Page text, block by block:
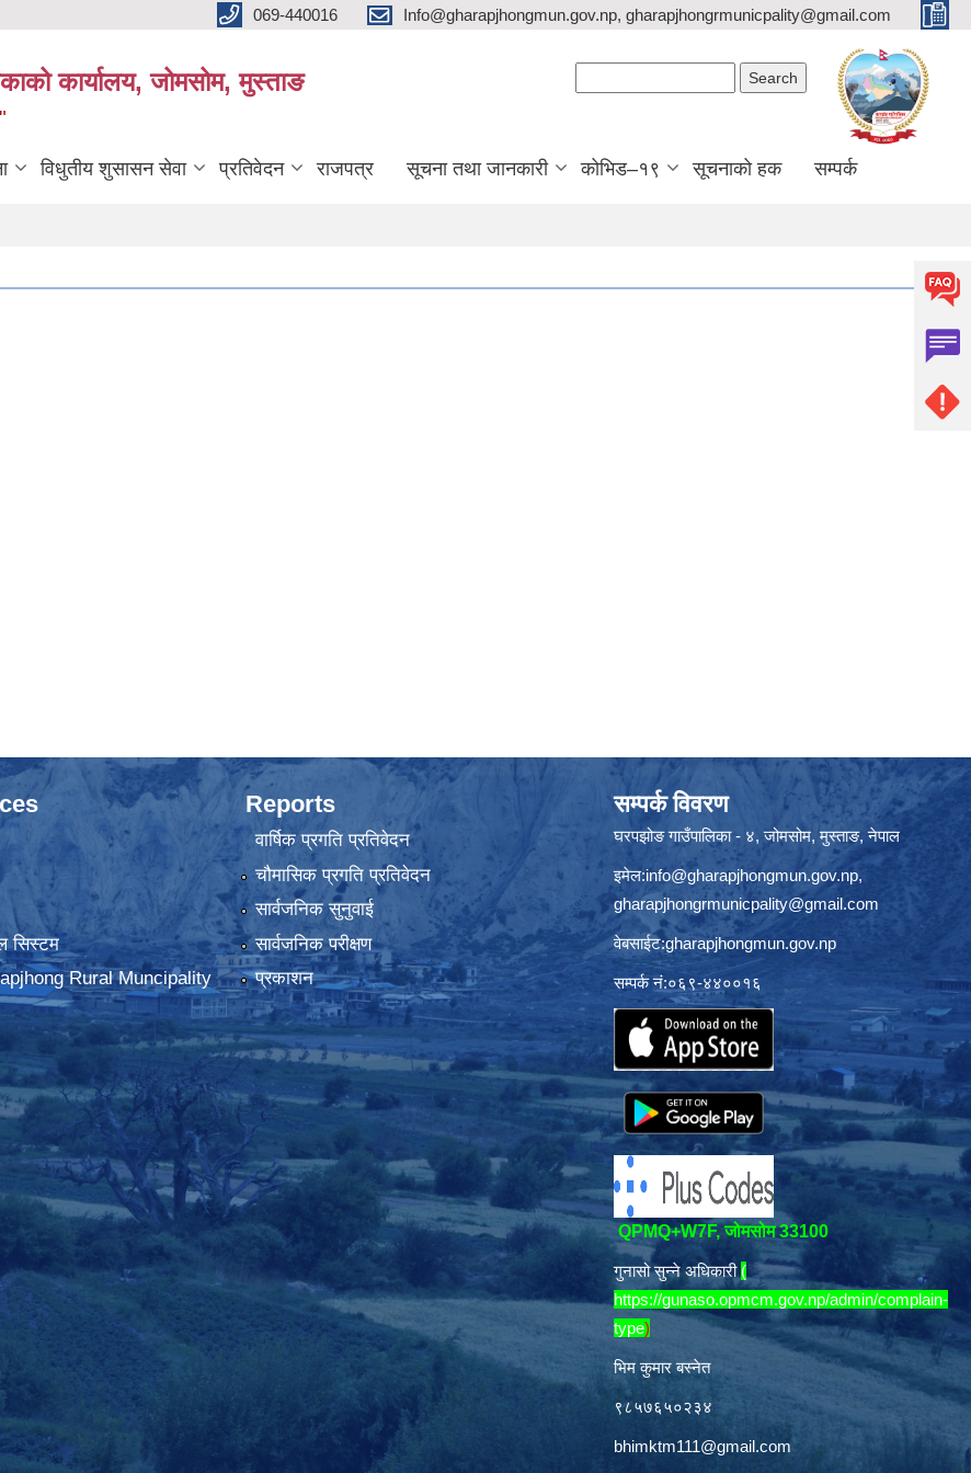
069-440016 Info@gharapjhongmun.gov.np, gharapjhongrmunicpality@gmail.com
कार्यालय, जोमसोम, मुस्ताङ
विधुतीय शुसासन सेवा प्रतिवेदन राजपत्र सूचना तथा जानकारी कोभिड–१९ सूचनाको हक सम्पर्क
सिस्टम
Rural Muncipality
Reports
वार्षिक प्रगति प्रतिवेदन
चौमासिक प्रगति प्रतिवेदन
सार्वजनिक सुनुवाई
सार्वजनिक परीक्षण
प्रकाशन
सम्पर्क विवरण
घरपझोङ गाउँपालिका - ४, जोमसोम, मुस्ताङ, नेपाल
इमेल:info@gharapjhongmun.gov.np,
gharapjhongrmunicpality@gmail.com
वेबसाईट:gharapjhongmun.gov.np
सम्पर्क नं:०६९-४४००१६
QPMQ+W7F, जोमसोम 33100
गुनासो सुन्ने अधिकारी (
https://gunaso.opmcm.gov.np/admin/complain-
type)
भिम कुमार बस्नेत
९८५७६५०२३४
bhimktm111@gmail.com